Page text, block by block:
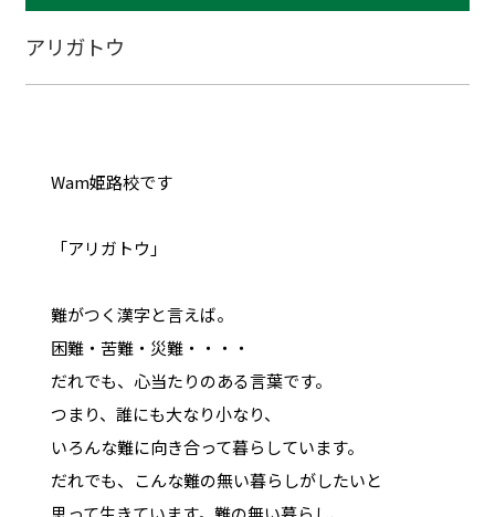
アリガトウ
Wam姫路校です
「アリガトウ」
難がつく漢字と言えば。
困難・苦難・災難・・・・
だれでも、心当たりのある言葉です。
つまり、誰にも大なり小なり、
いろんな難に向き合って暮らしています。
だれでも、こんな難の無い暮らしがしたいと